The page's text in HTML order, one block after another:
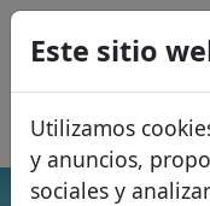
Este sitio
Utilizamos
y anuncios,
sociales y
USD
EUR
GBP